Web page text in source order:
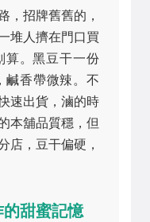
，招牌舊舊的，
堆人擠在門口買
算。黑豆干一份
鹹香帶微辣。不
速出貨，滷的時
本舖品質穩，但
店，豆干偏硬，
甜蜜記憶